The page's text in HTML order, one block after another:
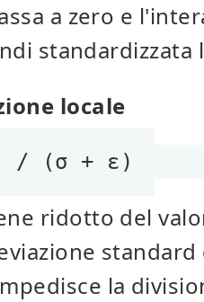
a zero e
standardizzata
locale
/ (σ + ε)
ridotto del
la